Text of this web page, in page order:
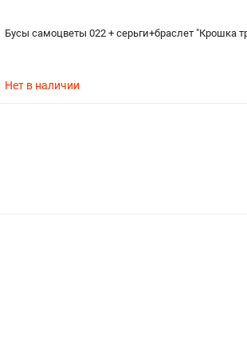
Бусы самоцветы 022 + серьги+браслет "Крошка
Нет в наличии